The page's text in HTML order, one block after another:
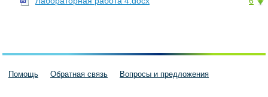
Помощь Обратная связь Вопросы и предложения